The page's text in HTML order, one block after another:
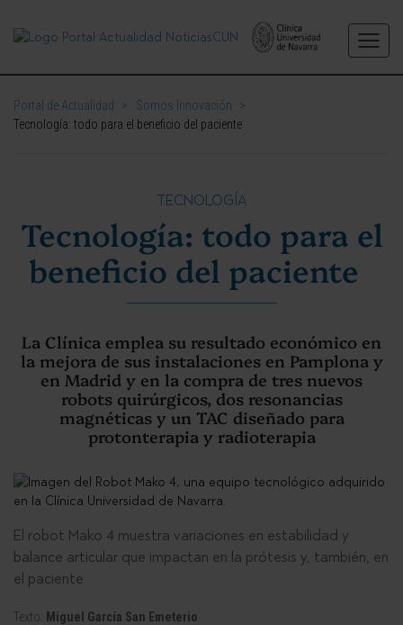
Portal de Actualidad > Somos Innovación
>
Tecnología: todo para el beneficio del paciente
TECNOLOGÍA
Tecnología: todo para el
beneficio del paciente
La Clínica emplea su resultado económico en
la mejora de sus instalaciones en Pamplona y
en Madrid y en la compra de tres nuevos
robots quirúrgicos, dos resonancias
magnéticas y un TAC diseñado para
protonterapia y radioterapia
El robot Mako 4 muestra variaciones en estabilidad y
balance articular que impactan en la prótesis y, también, en
el paciente
Texto:
Miguel García San Emeterio